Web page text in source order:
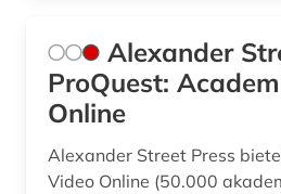
entwicklungsökonomie (1)
ernst i. (1)
Alexander
ProQuest:
Online
Alexander Street Press
Video Online (50.000